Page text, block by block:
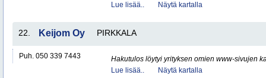
Lue lisää..
Näytä kartalla
22. Keijom Oy PIRKKALA
Puh. 050 339 7443
Hakutulos löytyi yrityksen omien www-sivujen
Lue lisää..
Näytä kartalla